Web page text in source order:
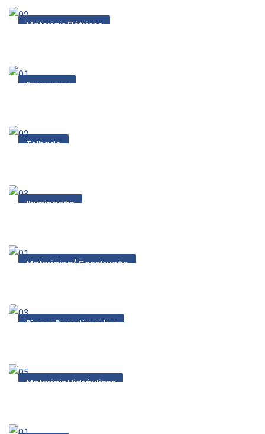
Materiais Elétricos
Ferragens
Telhado
Iluminação
Materiais p/ Construção
Pisos e Revestimentos
Materiais Hidráulicos